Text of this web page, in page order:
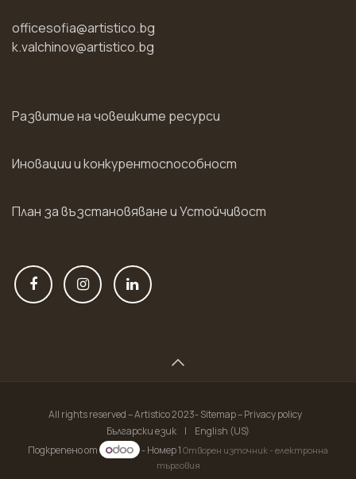
officesofia@artistico.bg
k.valchinov@artistico.bg
Развитие на човешките ресурси
Иновации и конкурентоспособност
План за възстановяване и Устойчивост
All rights reserved – Artistico 2023- Sitemap – Privacy policy
Български език
|
English (US)
Подкрепено от
- Номер 1 Отворен източник - електронна
търговия